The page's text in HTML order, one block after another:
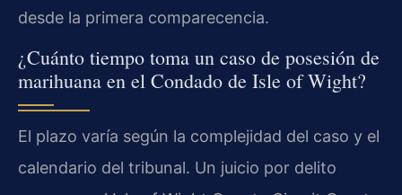
desde la primera comparecencia.
¿Cuánto tiempo toma un caso de posesión de
marihuana en el Condado de Isle of Wight?
El plazo varía según la complejidad del caso y el
calendario del tribunal. Un juicio por delito